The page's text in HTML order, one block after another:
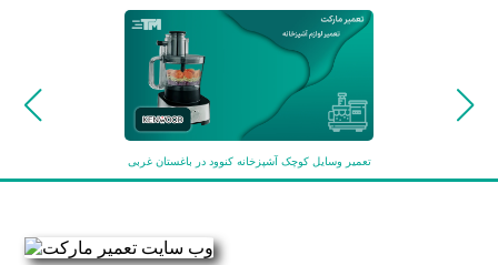
تعمیر وسایل کوچک آشپزخانه کنوود در باغستان غربی